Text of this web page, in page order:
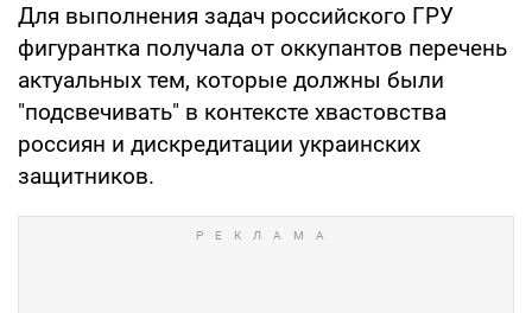
Для выполнения задач российского ГРУ
фигурантка получала от оккупантов перечень
актуальных тем, которые должны были
"подсвечивать" в контексте хвастовства
россиян и дискредитации украинских
защитников.